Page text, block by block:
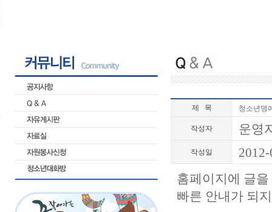
제 목 청소년명
작성자 운영
작성일
홈페이지에 글
빠른 안내가 되